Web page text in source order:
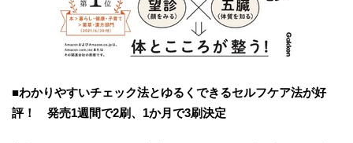
■わかりやすいチェック法とゆるくできるセルフケア法が好
評！ 発売1週間で2刷、1か月で3刷決定